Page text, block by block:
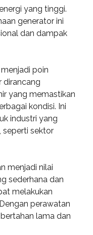
yang tinggi.
generator ini
dan dampak
poin
dirancang
yang memastikan
kondisi. Ini
industri yang
seperti sektor
menjadi nilai
sederhana dan
melakukan
perawatan
lama dan